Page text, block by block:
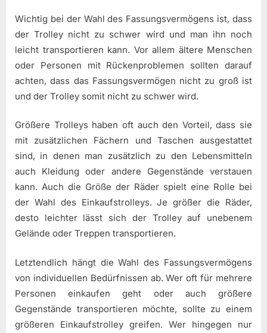
Wichtig bei der Wahl des Fassungsvermögens ist, dass
der Trolley nicht zu schwer wird und man ihn noch
leicht transportieren kann. Vor allem ältere Menschen
oder Personen mit Rückenproblemen sollten darauf
achten, dass das Fassungsvermögen nicht zu groß ist
und der Trolley somit nicht zu schwer wird.
Größere Trolleys haben oft auch den Vorteil, dass sie
mit zusätzlichen Fächern und Taschen ausgestattet
sind, in denen man zusätzlich zu den Lebensmitteln
auch Kleidung oder andere Gegenstände verstauen
kann. Auch die Größe der Räder spielt eine Rolle bei
der Wahl des Einkaufstrolleys. Je größer die Räder,
desto leichter lässt sich der Trolley auf unebenem
Gelände oder Treppen transportieren.
Letztendlich hängt die Wahl des Fassungsvermögens
von individuellen Bedürfnissen ab. Wer oft für mehrere
Personen einkaufen geht oder auch größere
Gegenstände transportieren möchte, sollte zu einem
größeren Einkaufstrolley greifen. Wer hingegen nur